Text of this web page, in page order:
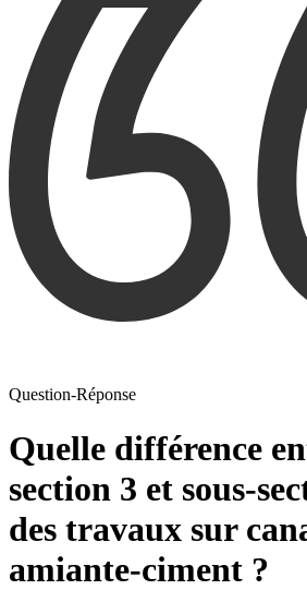
Question-Réponse
Quelle différence
section 3 et sous-
des travaux sur
amiante-ciment ?